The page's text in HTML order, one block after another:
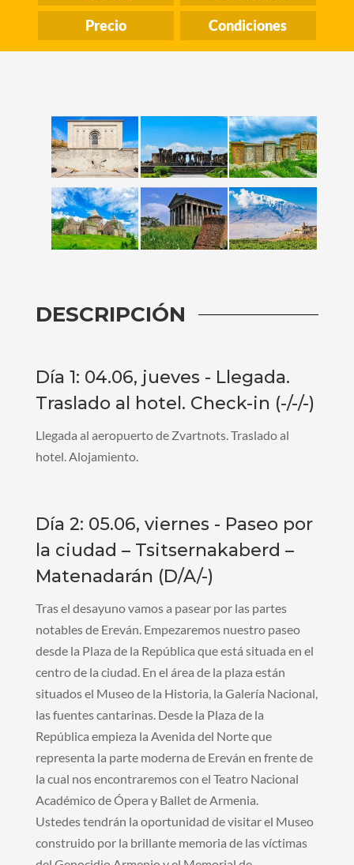
Precio Condiciones
DESCRIPCIÓN
Día 1: 04.06, jueves - Llegada.
Traslado al hotel. Check-in (-/-/-)
Llegada al aeropuerto de Zvartnots. Traslado al
hotel. Alojamiento.
Día 2: 05.06, viernes - Paseo por
la ciudad – Tsitsernakaberd –
Matenadarán (D/A/-)
Tras el desayuno vamos a pasear por las partes
notables de Ereván. Empezaremos nuestro paseo
desde la Plaza de la República que está situada en el
centro de la ciudad. En el área de la plaza están
situados el Museo de la Historia, la Galería Nacional,
las fuentes cantarinas. Desde la Plaza de la
República empieza la Avenida del Norte que
representa la parte moderna de Ereván en frente de
la cual nos encontraremos con el Teatro Nacional
Académico de Ópera y Ballet de Armenia.
Ustedes tendrán la oportunidad de visitar el Museo
construido por la brillante memoria de las víctimas